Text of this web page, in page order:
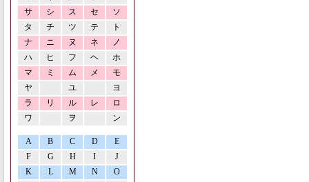
サ
シ ス セ
ソ
タ
チ ツ テ
ト
ナ
ニ ヌ ネ
ノ
ハ
ヒ フ ヘ
ホ
マ
ミ ム メ
モ
ヤ
ユ
ヨ
ラ
リ ル レ
ロ
ワ
ヲ ン
A B C D
E
F
G H I
J
K
L M N O